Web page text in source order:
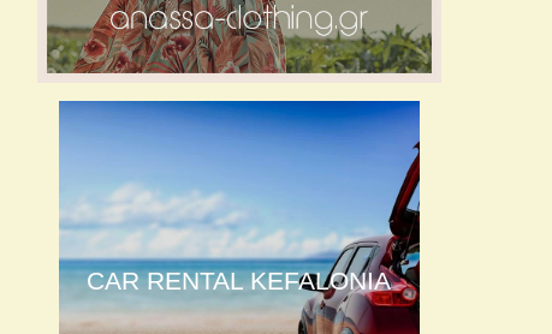
CAR RENTAL KEFALONIA